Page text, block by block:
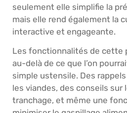
seulement elle simplifie la
mais elle rend également la
interactive et engageante.
Les fonctionnalités de cette
au-delà de ce que l’on
simple ustensile. Des
les viandes, des conseils sur
tranchage, et même une